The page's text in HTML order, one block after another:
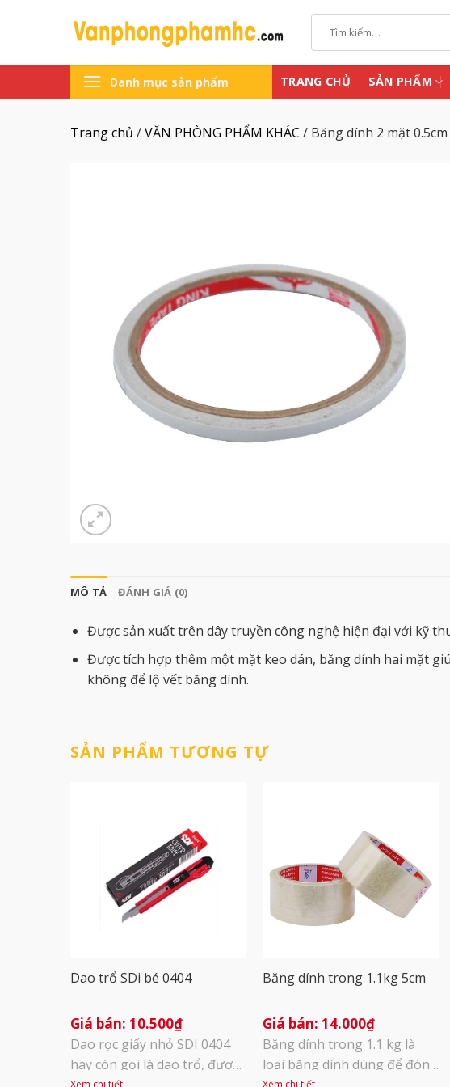
dung
kiếm:
Danh mục sản phẩm TRANG CHỦ SẢN PHẨM
Trang chủ /VĂN PHÒNG PHẨM KHÁC / Băng dính 2 mặt 0.5cm
MÔ TẢ ĐÁNH GIÁ (0)
Được sản xuất trên dây truyền công nghệ hiện đại với kỹ
Được tích hợp thêm một mặt keo dán, băng dính hai mặt
không để lộ vết băng dính.
SẢN PHẨM TƯƠNG TỰ
Dao trổ SDi bé 0404
10.500₫
Dao rọc giấy nhỏ SDI 0404
hay còn gọi là dao trổ, được
Xem chi tiết
Băng dính trong 1.1kg 5cm
14.000₫
Băng dính trong 1.1 kg là
loại băng dính dùng để đóng
Xem chi tiết